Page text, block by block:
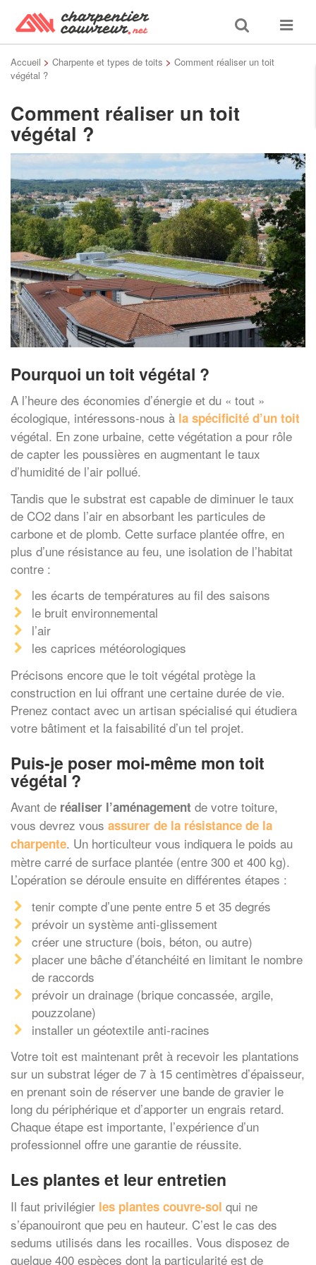
Toggle
search
Toggle
Accueil > Charpente et types de toits > Comment réaliser un toit
végétal ?
Comment réaliser un toit
végétal ?
Pourquoi un toit végétal ?
A l’heure des économies d’énergie et du « tout »
écologique, intéressons-nous à la spécificité d’un toit
végétal. En zone urbaine, cette végétation a pour rôle
de capter les poussières en augmentant le taux
d’humidité de l’air pollué.
Tandis que le substrat est capable de diminuer le taux
de CO2 dans l’air en absorbant les particules de
carbone et de plomb. Cette surface plantée offre, en
plus d’une résistance au feu, une isolation de l’habitat
contre :
les écarts de températures au fil des saisons
le bruit environnemental
l’air
les caprices météorologiques
Précisons encore que le toit végétal protège la
construction en lui offrant une certaine durée de vie.
Prenez contact avec un artisan spécialisé qui étudiera
votre bâtiment et la faisabilité d’un tel projet.
Puis-je poser moi-même mon toit
végétal ?
Avant de réaliser l’aménagement de votre toiture,
vous devrez vous assurer de la résistance de la
charpente. Un horticulteur vous indiquera le poids au
mètre carré de surface plantée (entre 300 et 400 kg).
L’opération se déroule ensuite en différentes étapes :
tenir compte d’une pente entre 5 et 35 degrés
prévoir un système anti-glissement
créer une structure (bois, béton, ou autre)
placer une bâche d’étanchéité en limitant le nombre
de raccords
prévoir un drainage (brique concassée, argile,
pouzzolane)
installer un géotextile anti-racines
Votre toit est maintenant prêt à recevoir les plantations
sur un substrat léger de 7 à 15 centimètres d’épaisseur,
en prenant soin de réserver une bande de gravier le
long du périphérique et d’apporter un engrais retard.
Chaque étape est importante, l’expérience d’un
professionnel offre une garantie de réussite.
Les plantes et leur entretien
Il faut privilégier les plantes couvre-sol qui ne
s’épanouiront que peu en hauteur. C’est le cas des
sedums utilisés dans les rocailles. Vous disposez de
quelque 400 espèces dont la particularité est de